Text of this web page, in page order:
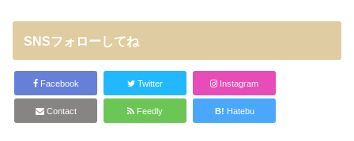
SNSフォローしてね
Facebook Twitter Instagram
Contact Feedly B! Hatebu